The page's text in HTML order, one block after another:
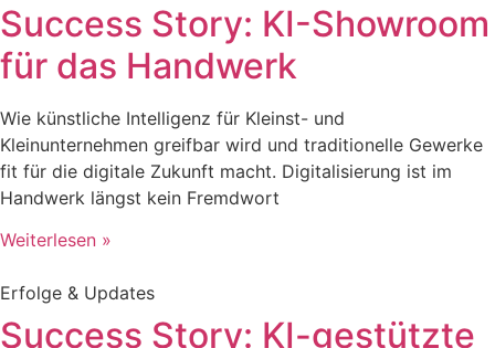
Success Story: KI-Showroom
für das Handwerk
Wie künstliche Intelligenz für Kleinst- und
Kleinunternehmen greifbar wird und traditionelle Gewerke
fit für die digitale Zukunft macht. Digitalisierung ist im
Handwerk längst kein Fremdwort
Weiterlesen »
Erfolge & Updates
Success Story: KI-gestützte